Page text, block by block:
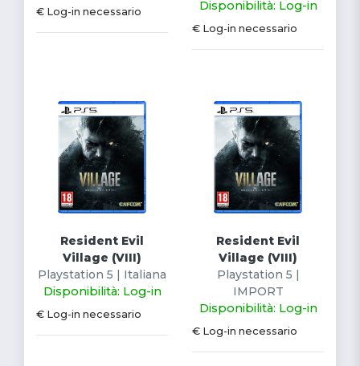
€ Log-in necessario Disponibilità: Log-in
€ Log-in necessario
Resident Evil
Village (VIII)
Playstation 5 | Italiana
Disponibilità: Log-in
€ Log-in necessario
Resident Evil
Village (VIII)
Playstation 5 |
IMPORT
Disponibilità: Log-in
€ Log-in necessario